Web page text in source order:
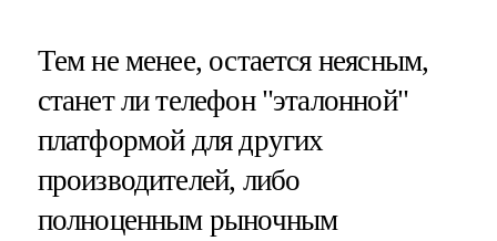
Тем не менее, остается неясным,
станет ли телефон "эталонной"
платформой для других
производителей, либо
полноценным рыночным